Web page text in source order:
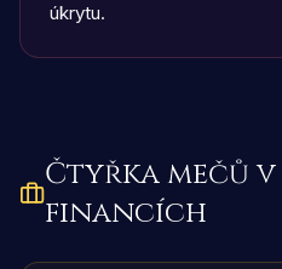
úkrytu.
Čtyřka mečů v
financích